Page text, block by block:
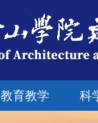
教育教学 科